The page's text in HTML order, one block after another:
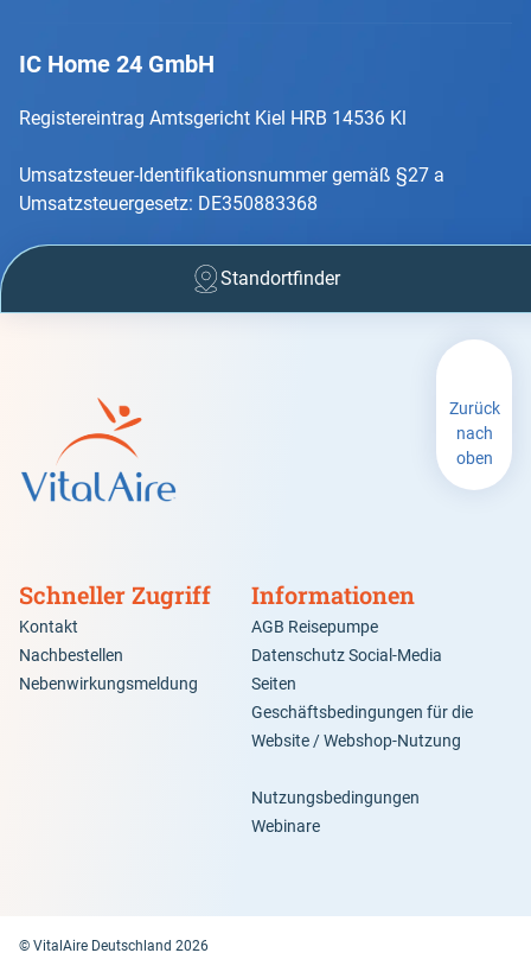
Standortfinder
IC Home 24 GmbH
Registereintrag Amtsgericht Kiel HRB 14536 Kl
Umsatzsteuer-Identifikationsnummer gemäß §27 a
Umsatzsteuergesetz: DE350883368
Schneller Zugriff
Kontakt
Nachbestellen
Nebenwirkungsmeldung
Informationen
AGB Reisepumpe
Datenschutz Social-Media
Seiten
Geschäftsbedingungen für die
Website / Webshop-Nutzung
Nutzungsbedingungen
Webinare
Zurück
nach
oben
© VitalAire Deutschland 2026